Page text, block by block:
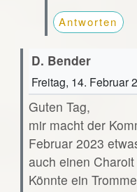
Antworten
D. Bender
Freitag, 14. Februar
Guten Tag,
mir macht der
Februar 2023
auch einen
Könnte ein